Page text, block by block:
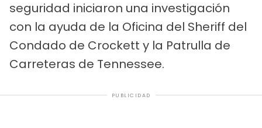
seguridad iniciaron una investigación
con la ayuda de la Oficina del Sheriff del
Condado de Crockett y la Patrulla de
Carreteras de Tennessee.
PUBLICIDAD